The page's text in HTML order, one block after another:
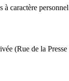
caractère
(Rue de la